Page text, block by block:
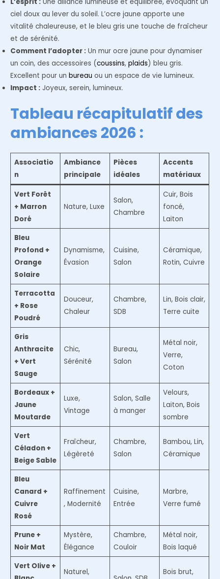
L’esprit : Une alliance lumineuse et équilibrée, évoquant un
ciel doux au lever du soleil. L’ocre jaune apporte une
vitalité chaleureuse, et le bleu gris une touche de fraîcheur
et de sérénité.
Comment l’adopter : Un mur ocre jaune pour dynamiser
un coin, des accessoires (coussins,plaids) bleu gris.
Excellent pour unbureau ou un espace de vie lumineux.
Impact : Joyeux, serein, lumineux.
Tableau récapitulatif des
ambiances 2026 :
Associatio
n
Ambiance
principale
Pièces
idéales
Accents
matériaux
Vert Forêt
+ Marron
Doré
Nature, Luxe
Salon,
Chambre
Cuir, Bois
foncé,
Laiton
Bleu
Profond +
Orange
Solaire
Dynamisme,
Évasion
Cuisine,
Salon
Céramique,
Rotin, Cuivre
Terracotta
+ Rose
Poudré
Douceur,
Chaleur
Chambre,
SDB
Lin, Bois clair,
Terre cuite
Gris
Anthracite
+ Vert
Sauge
Chic,
Sérénité
Bureau,
Salon
Métal noir,
Verre,
Coton
Bordeaux +
Jaune
Moutarde
Luxe,
Vintage
Salon, Salle
à manger
Velours,
Laiton, Bois
sombre
Vert
Céladon +
Beige Sable
Fraîcheur,
Légèreté
Chambre,
Salon
Bambou, Lin,
Céramique
Bleu
Canard +
Cuivre
Rosé
Raffinement
, Modernité
Cuisine,
Entrée
Marbre,
Verre fumé
Prune +
Noir Mat
Mystère,
Élégance
Chambre,
Couloir
Métal noir,
Bois laqué
Vert Olive +
Naturel, Bois brut,